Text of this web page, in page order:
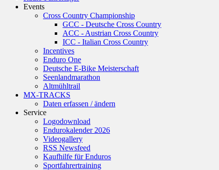
Events
Cross Country Championship
GCC - Deutsche Cross Country
ACC - Austrian Cross Country
ICC - Italian Cross Country
Incentives
Enduro One
Deutsche E-Bike Meisterschaft
Seenlandmarathon
Altmühltrail
MX-TRACKS
Daten erfassen / ändern
Service
Logodownload
Endurokalender 2026
Videogallery
RSS Newsfeed
Kaufhilfe für Enduros
Sportfahrertraining